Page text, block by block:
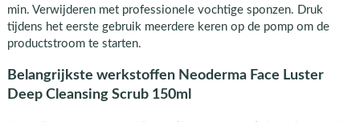
min. Verwijderen met professionele vochtige sponzen. Druk
tijdens het eerste gebruik meerdere keren op de pomp om de
productstroom te starten.
Belangrijkste werkstoffen Neoderma Face Luster
Deep Cleansing Scrub 150ml